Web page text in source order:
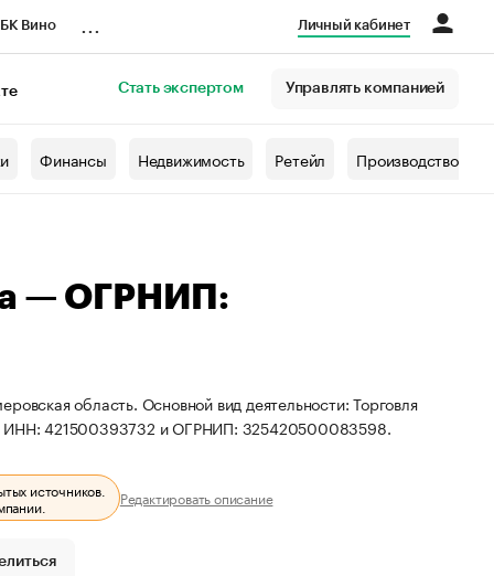
Вино Личный кабинет
Стать экспертом Управлять компанией
Финансы Недвижимость Ретейл Производство
— ОГРНИП:
область. Основной вид деятельности: Торговля
ИНН: 421500393732 и ОГРНИП: 325420500083598.
источников.
Редактировать описание